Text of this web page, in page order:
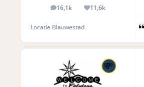
16,1k
posts 11,6k
Reputation
Locatie Blauwestad